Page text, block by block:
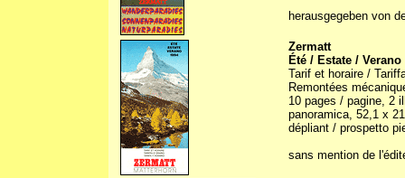
herausgegeben von
Zermatt
Été / Estate / Verano
Tarif et horaire /
Remontées
10 pages / pagine, 2
panoramica, 52,1 x
dépliant / prospetto
sans mention de